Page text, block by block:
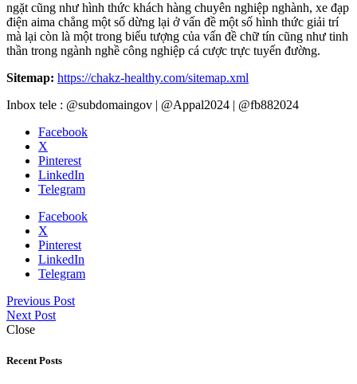
ngặt cũng như hình thức khách hàng chuyên nghiệp nghành, xe đạp
điện aima chẳng một số dừng lại ở vấn đề một số hình thức giải trí
mà lại còn là một trong biểu tượng của vấn đề chữ tín cũng như tinh
thần trong ngành nghề công nghiệp cá cược trực tuyến đường.
Sitemap: https://chakz-healthy.com/sitemap.xml
Inbox tele : @subdomaingov | @Appal2024 | @fb882024
Facebook
X
Pinterest
LinkedIn
Telegram
Facebook
X
Pinterest
LinkedIn
Telegram
Previous Post
Next Post
Close
Recent Posts